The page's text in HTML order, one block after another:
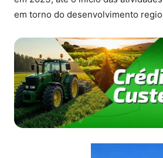
em torno do desenvolvimento